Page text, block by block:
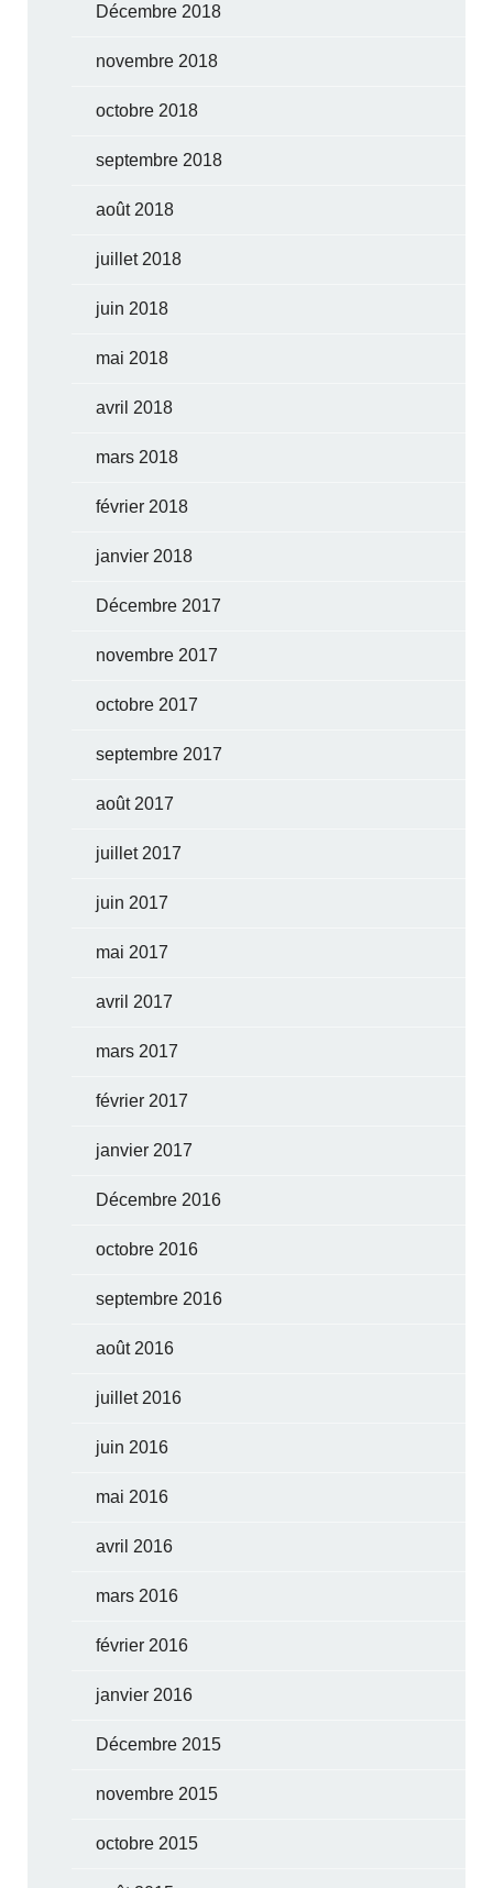
Décembre 2018
novembre 2018
octobre 2018
septembre 2018
août 2018
juillet 2018
juin 2018
mai 2018
avril 2018
mars 2018
février 2018
janvier 2018
Décembre 2017
novembre 2017
octobre 2017
septembre 2017
août 2017
juillet 2017
juin 2017
mai 2017
avril 2017
mars 2017
février 2017
janvier 2017
Décembre 2016
octobre 2016
septembre 2016
août 2016
juillet 2016
juin 2016
mai 2016
avril 2016
mars 2016
février 2016
janvier 2016
Décembre 2015
novembre 2015
octobre 2015